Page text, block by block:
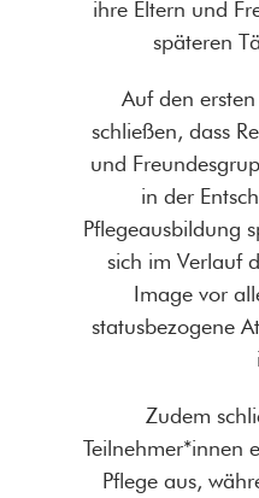
ihre Eltern und
späteren
Auf den
schließen, dass
und
in der
Pflegeausbildung
sich im Verlauf
Image vor
statusbezogene
Zudem
Teilnehmer*innen
Pflege aus,